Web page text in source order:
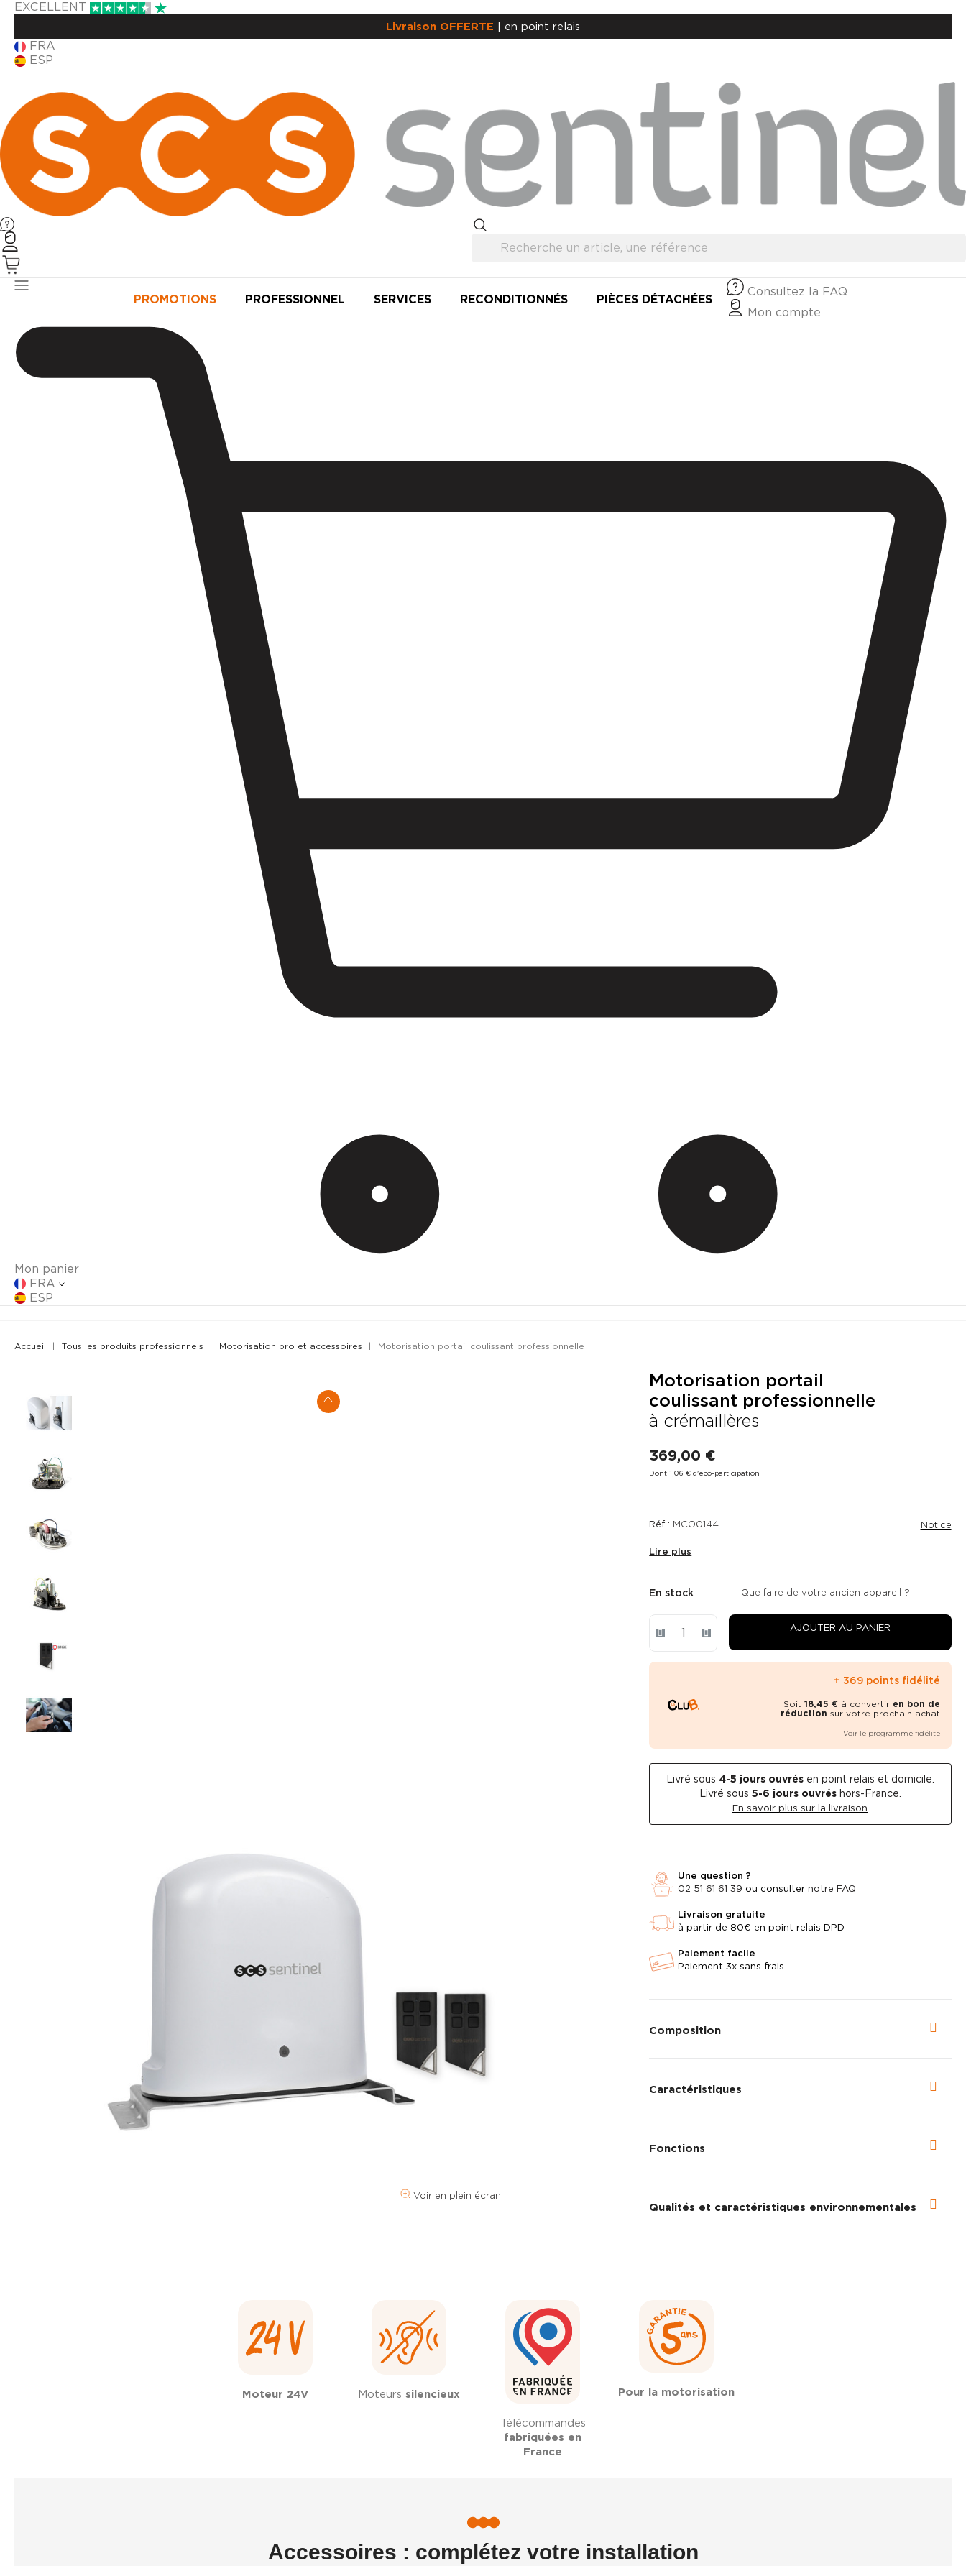
EXCELLENT
Livraison OFFERTE | en point relais
FRA
ESP
PROMOTIONS PROFESSIONNEL SERVICES RECONDITIONNÉS PIÈCES DÉTACHÉES
Consultez la FAQ
Mon compte
Mon panier
FRA
ESP
Accueil Tous les produits professionnels Motorisation pro et accessoires Motorisation portail coulissant professionnelle
Voir en plein écran
Motorisation portail
coulissant professionnelle
à crémaillères
369,00 €
Dont 1,06 € d'éco-participation
Réf : MCO0144 Notice
Lire plus
En stock Que faire de votre ancien appareil ?
AJOUTER AU PANIER
+ 369 points fidélité
Soit 18,45 €à convertiren bon de
réduction sur votre prochain achat
Voir le programme fidélité
Livré sous 4-5 jours ouvrésen point relais et domicile.
Livré sous 5-6 jours ouvréshors-France.
En savoir plus sur la livraison
Une question ?
02 51 61 61 39 ou consulternotre FAQ
Livraison gratuite
à partir de 80€ en point relais DPD
Paiement facile
Paiement 3x sans frais
Composition
Caractéristiques
Fonctions
Qualités et caractéristiques environnementales
Moteur 24V Moteurs silencieux
Télécommandes
fabriquées en
France
Pour la motorisation
Accessoires : complétez votre installation